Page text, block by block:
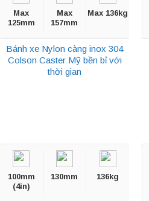
Max
125mm
Max
157mm
Max 136kg
Bánh xe Nylon càng inox 304
Colson Caster Mỹ bền bỉ với
thời gian
100mm
(4in)
130mm 136kg